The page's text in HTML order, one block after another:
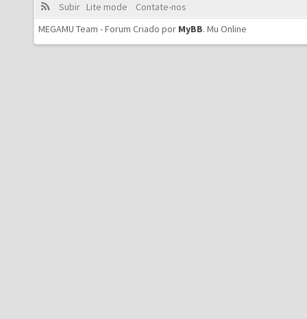
Subir Lite mode
Contate-nos
MEGAMU Team - Forum Criado por MyBB. Mu Online